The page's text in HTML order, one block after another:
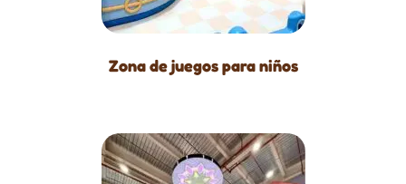
Zona de juegos para niños